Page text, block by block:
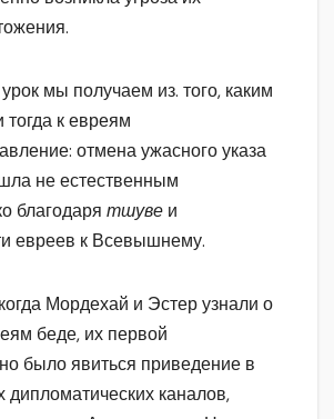
мы получаем из. того, каким
к евреям
отмена ужасного указа
не естественным
благодаря тшуве и
евреев к Всевышнему.
Мордехай и Эстер узнали о
беде, их первой
было явиться приведение в
дипломатических каналов,